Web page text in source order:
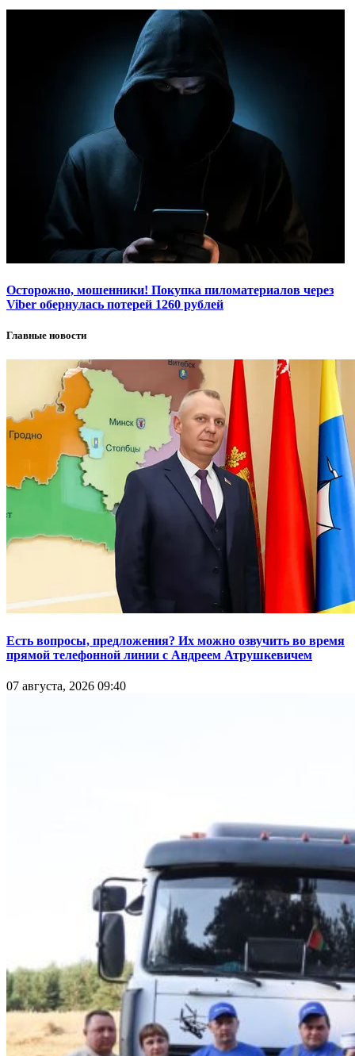
Осторожно, мошенники! Покупка пиломатериалов через
Viber обернулась потерей 1260 рублей
Главные новости
Есть вопросы, предложения? Их можно озвучить во время
прямой телефонной линии с Андреем Атрушкевичем
07 августа, 2026 09:40